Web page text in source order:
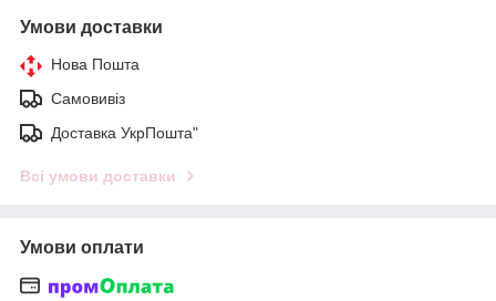
Умови доставки
Нова Пошта
Самовивіз
Доставка УкрПошта"
Всі умови доставки
Умови оплати